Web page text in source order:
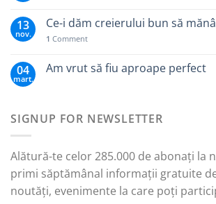
13
nov.
Ce-i dăm creierului bun să
1 Comment
04
mart.
Am vrut să fiu aproape perfect
SIGNUP FOR NEWSLETTER
Alătură-te celor 285.000 de abonați la
primi săptămânal informații gratuite
noutăți, evenimente la care poți